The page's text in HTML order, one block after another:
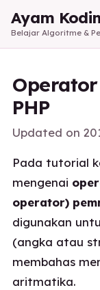
Ayam
Belajar Algoritme &
PHP
Updated on
Pada tutorial
mengenai
operator)
digunakan
(angka atau
membahas
aritmatika.